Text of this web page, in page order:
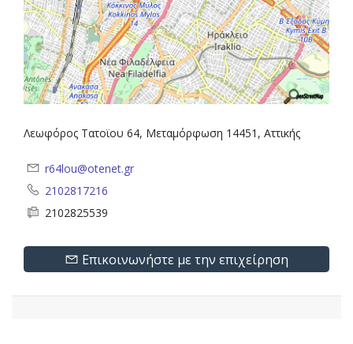
Λεωφόρος Τατοϊου 64, Μεταμόρφωση 14451, Αττικής
r64lou@otenet.gr
2102817216
2102825539
Επικοινωνήστε με την επιχείρηση